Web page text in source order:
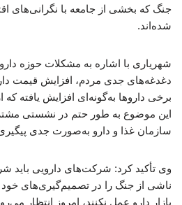
جنگ که بخشی از جامعه با نگرانی‌های
شده‌اند.
شهریاری با اشاره به مشکلات حوزه
دغدغه‌های جدی مردم، افزایش قیمت
برخی داروها به‌گونه‌ای افزایش یافته
این موضوع به طور حتم در نشستی
سازمان غذا و دارو به‌صورت جدی
وی تأکید کرد: شرکت‌های دارویی
ناشی از جنگ را در تصمیم‌گیری‌های خود
بازار دارو عمل نکنند، امروز انتظار